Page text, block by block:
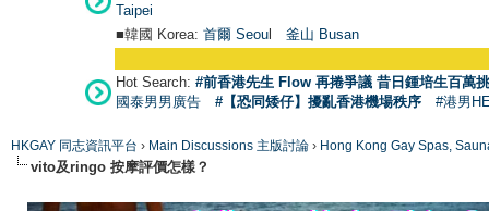
Taipei
■韓國 Korea: 首爾 Seoul 釜山 Busan
Hot Search: #前香港先生 Flow 再捲爭議 昔日鍾培生百萬
國泰男男廣告
#【恐同矮仔】擾亂香港機場秩序 #港男
HKGAY 同志資訊平台 › Main Discussions 主版討論 › Hong Kong Gay Spas,
vito及ringo 按摩評價怎樣？